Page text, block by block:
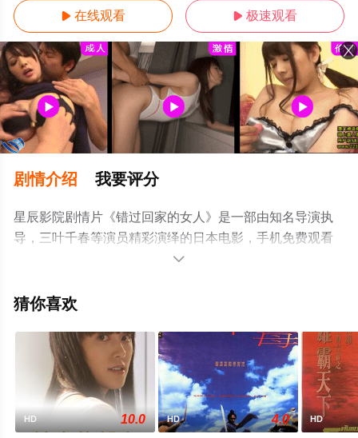
 在线观看  极速观看
剧情介绍 我要评分
星辰影院剧情片《错过回家的女人》是一部由知名导演执
导，三叶千春等演员精彩演绎的日本电影，手机免费观看
高清未删减完整版电影大全就上星辰影视，更多相关信息

猜你喜欢
HD 10.0 HD 4.0 HD